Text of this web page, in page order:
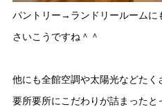
パントリー→ランドリールームに
さいこうですね＾＾
他にも全館空調や太陽光などた
要所要所にこだわりが詰まった